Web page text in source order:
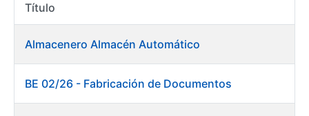
Mostrar/Ocultar
Mostrar/Ocultar
Título
Almacenero Almacén Automático
BE 02/26 - Fabricación de Documentos